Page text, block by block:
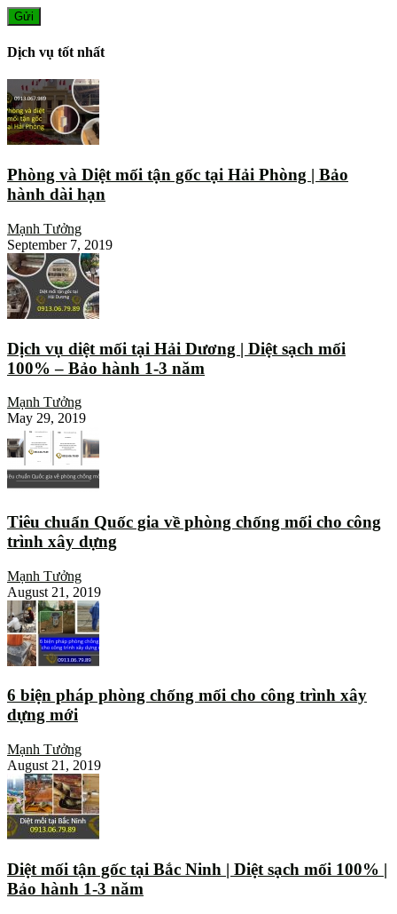
Dịch vụ tốt nhất
Phòng và Diệt mối tận gốc tại Hải Phòng | Bảo
hành dài hạn
Mạnh Tưởng
September 7, 2019
Dịch vụ diệt mối tại Hải Dương | Diệt sạch mối
100% – Bảo hành 1-3 năm
Mạnh Tưởng
May 29, 2019
Tiêu chuẩn Quốc gia về phòng chống mối cho công
trình xây dựng
Mạnh Tưởng
August 21, 2019
6 biện pháp phòng chống mối cho công trình xây
dựng mới
Mạnh Tưởng
August 21, 2019
Diệt mối tận gốc tại Bắc Ninh | Diệt sạch mối 100% |
Bảo hành 1-3 năm